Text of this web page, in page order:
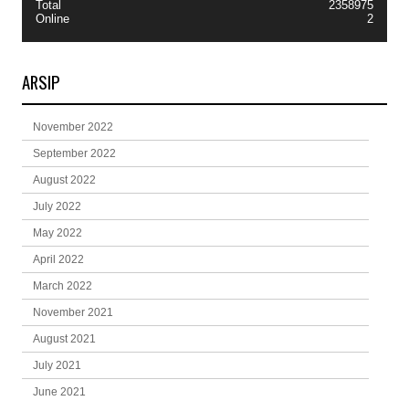
Total
Online
2358975
2
ARSIP
November 2022
September 2022
August 2022
July 2022
May 2022
April 2022
March 2022
November 2021
August 2021
July 2021
June 2021